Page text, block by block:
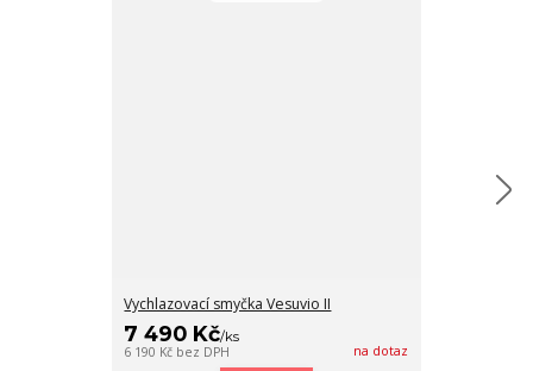
Vychlazovací smyčka Vesuvio II
7 490 Kč/ks
6 190 Kč bez DPH na dotaz